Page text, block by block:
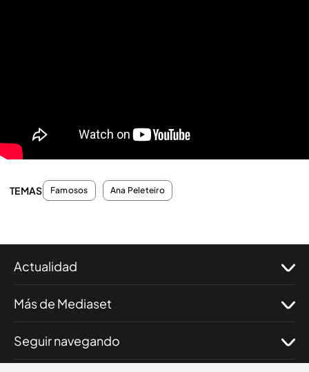
TEMAS Famosos Ana Peleteiro
Actualidad
Más de Mediaset
Seguir navegando